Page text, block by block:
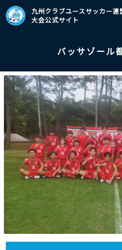
九州クラブユースサッカー連
大会公式サイト
バッサゾール